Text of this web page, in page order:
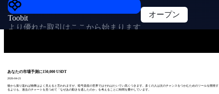
Toobit
より優れた取引はここから始まります
オープン
あなたの市場予測に150,000 USDT
2026-04-21
後から振り返れば物事はよく見えると言われますが、暗号資産の世界ではそれはたいてい高くつきます。多くの人は次のチャンスをつかむためのツールを開発す
るよりも、過去のチャートを見つめて「なぜあの動きを逃したのか」を考えることに時間を費やしています。